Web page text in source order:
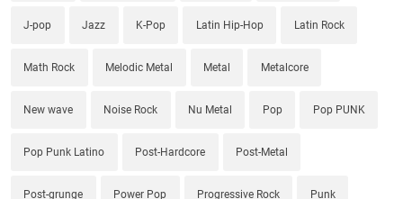
J-pop Jazz K-Pop Latin Hip-Hop Latin Rock
Math Rock Melodic Metal Metal Metalcore
New wave Noise Rock Nu Metal Pop Pop PUNK
Pop Punk Latino Post-Hardcore Post-Metal
Post-grunge Power Pop Progressive Rock Punk